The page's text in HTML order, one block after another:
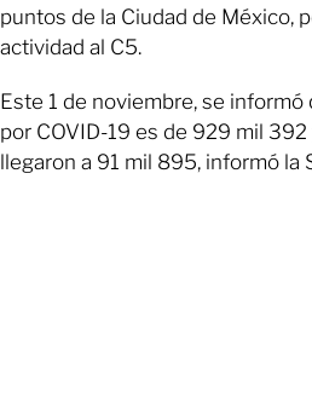
puntos de la Ciudad de México,
actividad al C5.
Este 1 de noviembre, se
por COVID-19 es de 929 mil
llegaron a 91 mil 895, informó la